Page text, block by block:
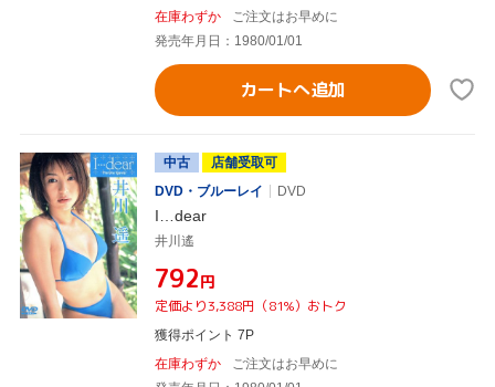
在庫わずか
ご注文はお早めに
発売年月日：1980/01/01
カートへ追加
中古
店舗受取可
DVD・ブルーレイ
DVD
I…dear
井川遙
¥792円
定価より3,388円（81%）おトク
獲得ポイント 7P
在庫わずか
ご注文はお早めに